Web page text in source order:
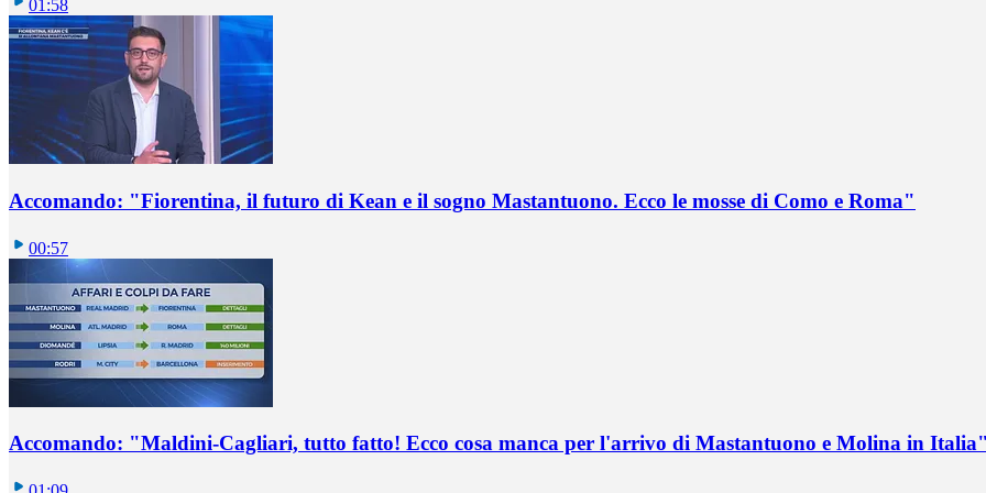
01:58
Accomando: "Fiorentina, il futuro di Kean e il sogno Mastantuono. Ecco le mosse di Como e Roma"
00:57
Accomando: "Maldini-Cagliari, tutto fatto! Ecco cosa manca per l'arrivo di Mastantuono e Molina in